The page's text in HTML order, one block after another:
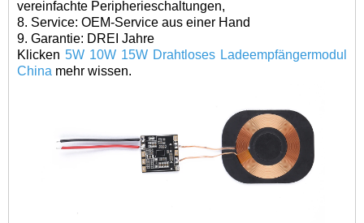
vereinfachte Peripherieschaltungen,
8. Service: OEM-Service aus einer Hand
9. Garantie: DREI Jahre
Klicken 5W 10W 15W Drahtloses Ladeempfängermodul
China mehr wissen.